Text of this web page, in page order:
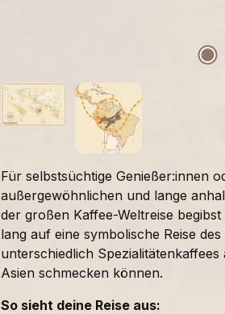
Für selbstsüchtige Genießer:innen
außergewöhnlichen und lange
der großen Kaffee-Weltreise
lang auf eine symbolische Reise
unterschiedlich
Asien schmecken können.
So sieht deine Reise aus: